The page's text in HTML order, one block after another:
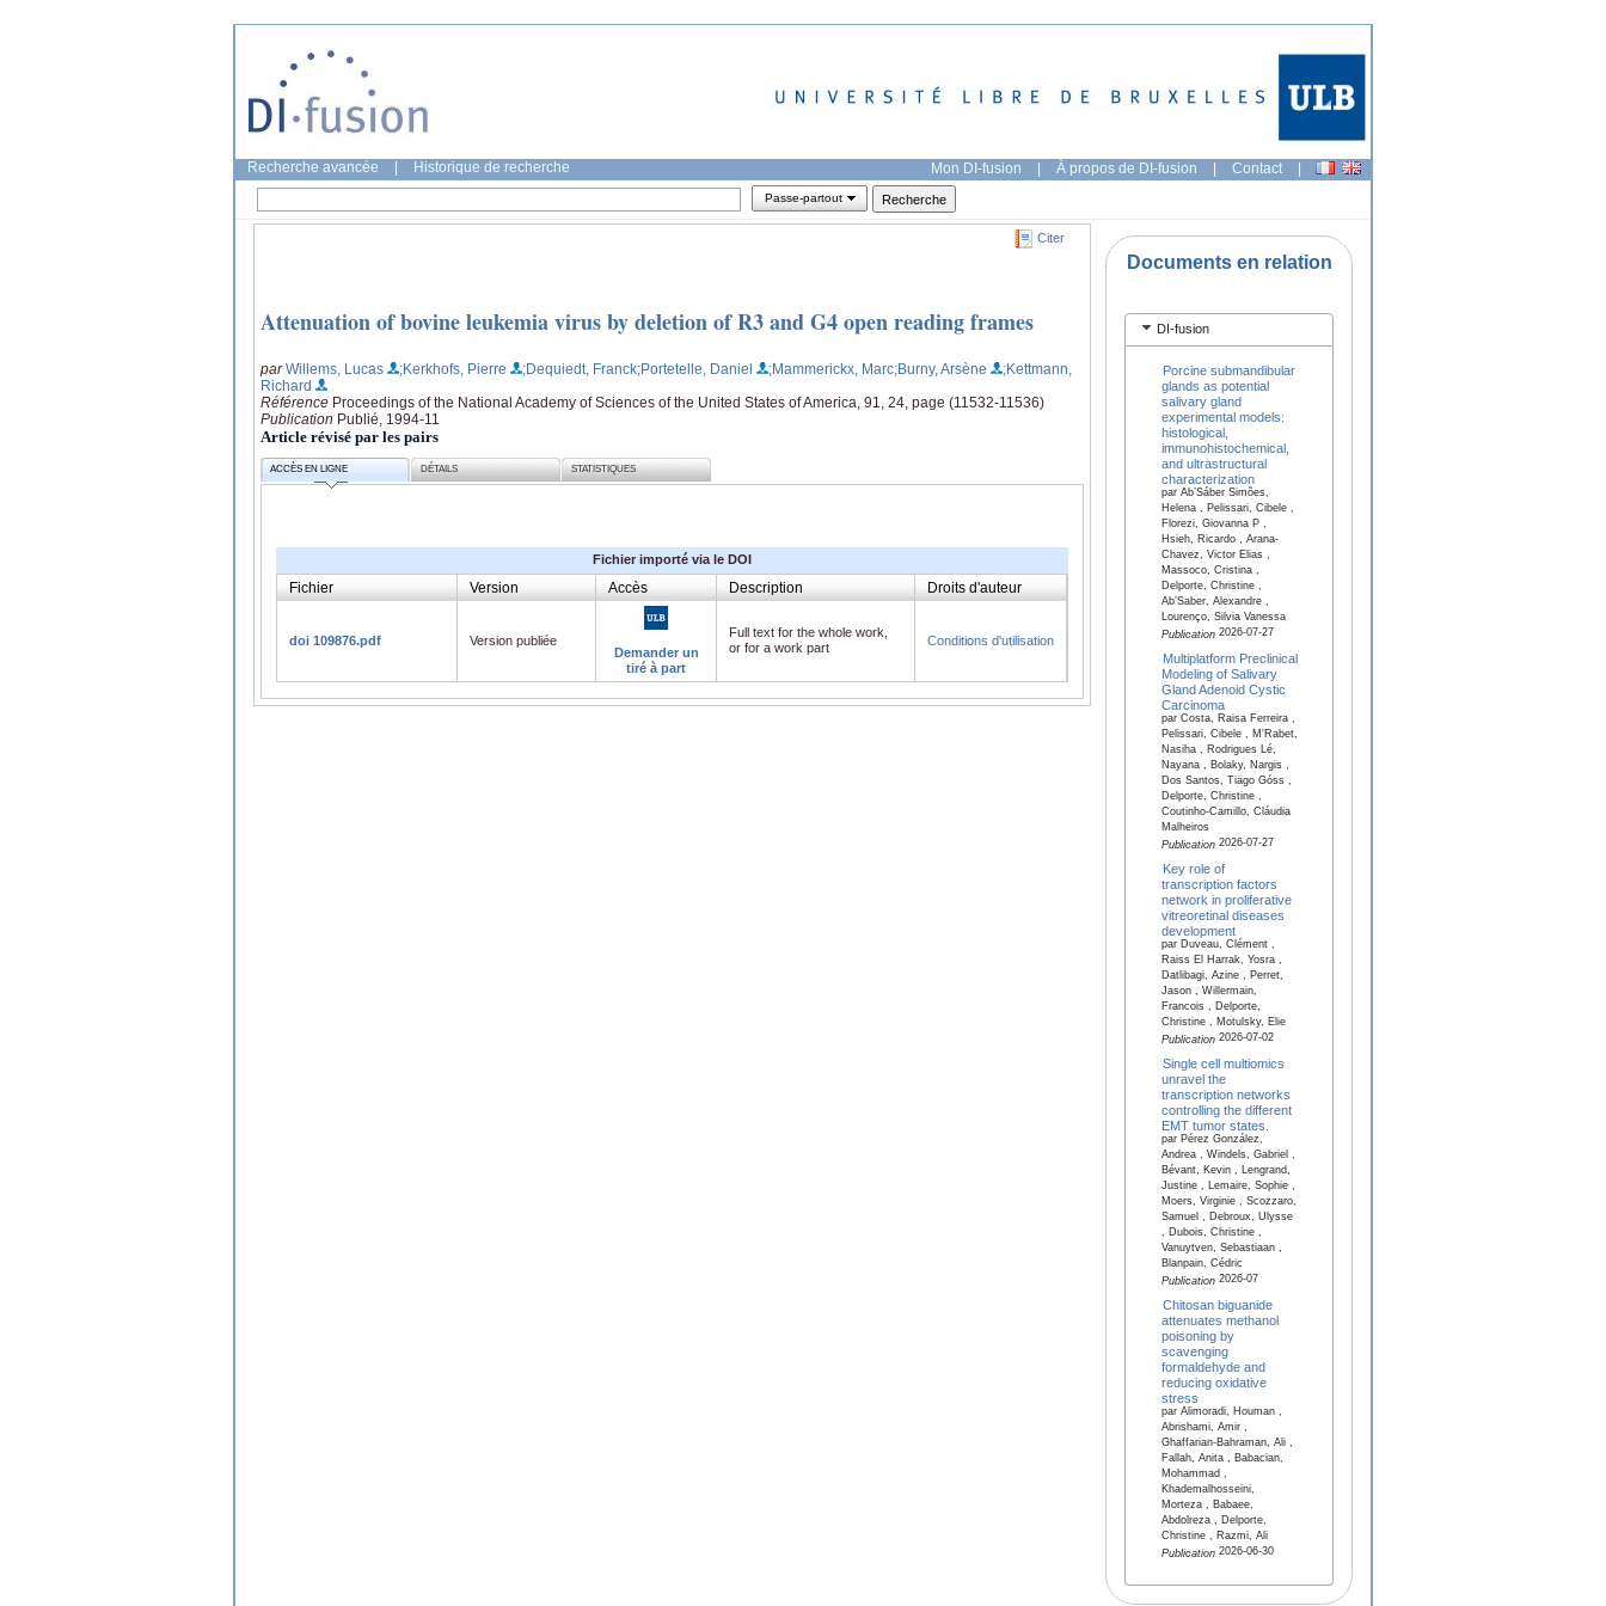
Recherche avancée Historique de recherche Mon DI-fusion | À propos de DI-fusion | Contact |
Passe-partout
Citer
Attenuation of bovine leukemia virus by deletion of R3 and G4 open reading frames
parWillems, Lucas ;Kerkhofs, Pierre ;Dequiedt, Franck;Portetelle, Daniel ;Mammerickx, Marc;Burny, Arsène
;Kettmann,
Richard
Référence Proceedings of the National Academy of Sciences of the United States of America, 91, 24, page (11532-11536)
Publication Publié, 1994-11
Article révisé par les pairs
ACCÈS EN LIGNE DÉTAILS STATISTIQUES
Fichier importé via le DOI
Fichier Version Accès Description Droits d'auteur
doi 109876.pdf
Version publiée
Demander un
tiré à part
Full text for the whole work,
or for a work part
Conditions d'utilisation
Documents en relation
DI-fusion
Porcine submandibular
glands as potential
salivary gland
experimental models:
histological,
immunohistochemical,
and ultrastructural
characterization
par Ab’Sáber Simões,
Helena , Pelissari, Cibele ,
Florezi, Giovanna P ,
Hsieh, Ricardo , Arana-
Chavez, Victor Elias ,
Massoco, Cristina ,
Delporte, Christine ,
Ab’Saber, Alexandre ,
Lourenço, Silvia Vanessa
Publication2026-07-27
Multiplatform Preclinical
Modeling of Salivary
Gland Adenoid Cystic
Carcinoma
par Costa, Raisa Ferreira ,
Pelissari, Cibele , M'Rabet,
Nasiha , Rodrigues Lé,
Nayana , Bolaky, Nargis ,
Dos Santos, Tiago Góss ,
Delporte, Christine ,
Coutinho-Camillo, Cláudia
Malheiros
Publication2026-07-27
Key role of
transcription factors
network in proliferative
vitreoretinal diseases
development
par Duveau, Clément ,
Raiss El Harrak, Yosra ,
Datlibagi, Azine , Perret,
Jason , Willermain,
Francois , Delporte,
Christine , Motulsky, Elie
Publication2026-07-02
Single cell multiomics
unravel the
transcription networks
controlling the different
EMT tumor states.
par Pérez González,
Andrea , Windels, Gabriel ,
Bévant, Kevin , Lengrand,
Justine , Lemaire, Sophie ,
Moers, Virginie , Scozzaro,
Samuel , Debroux, Ulysse
, Dubois, Christine ,
Vanuytven, Sebastiaan ,
Blanpain, Cédric
Publication2026-07
Chitosan biguanide
attenuates methanol
poisoning by
scavenging
formaldehyde and
reducing oxidative
stress
par Alimoradi, Houman ,
Abrishami, Amir ,
Ghaffarian-Bahraman, Ali ,
Fallah, Anita , Babacian,
Mohammad ,
Khademalhosseini,
Morteza , Babaee,
Abdolreza , Delporte,
Christine , Razmi, Ali
Publication2026-06-30